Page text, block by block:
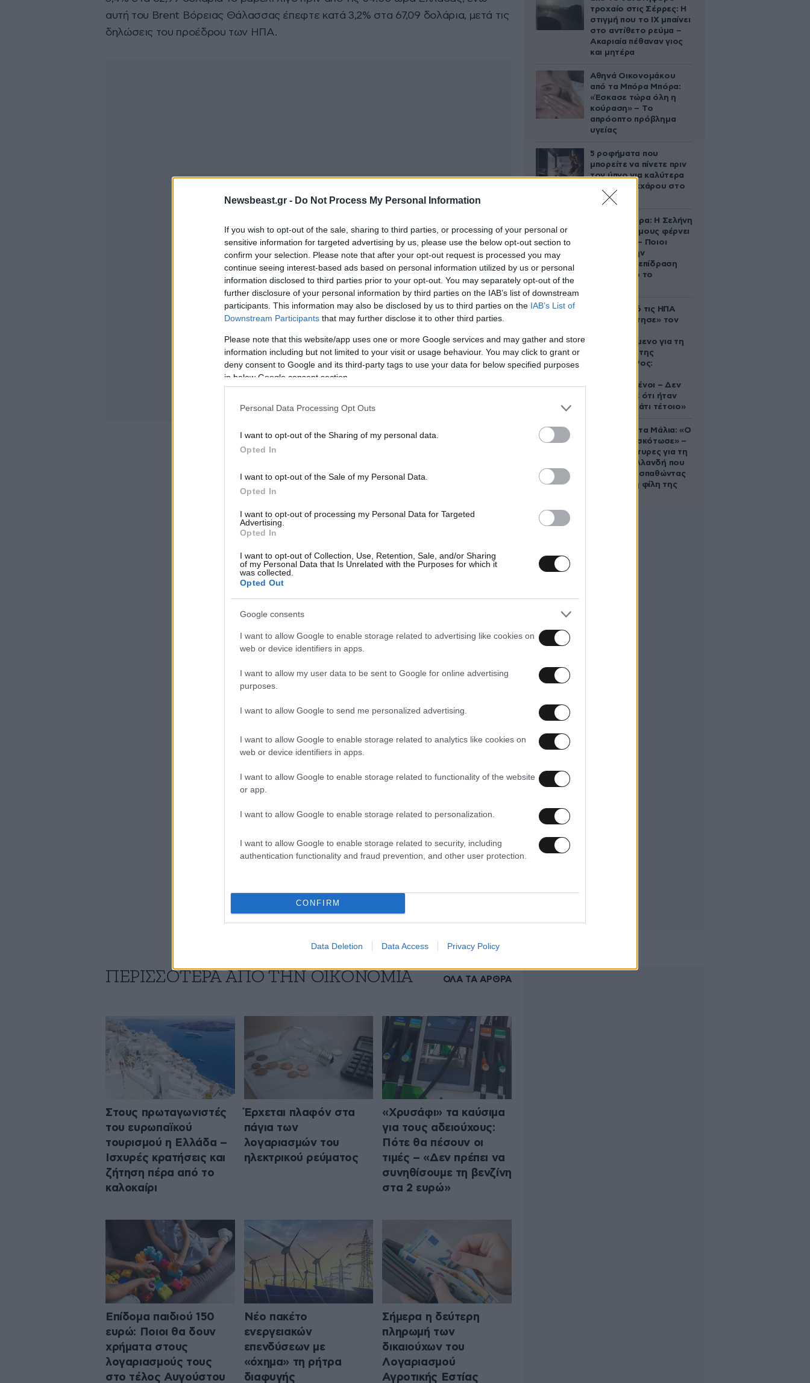
Newsbeast.gr - Do Not Process My Personal Information
If you wish to opt-out of the sale, sharing to third parties, or processing of your personal or
sensitive information for targeted advertising by us, please use the below opt-out section to
confirm your selection. Please note that after your opt-out request is processed you may
continue seeing interest-based ads based on personal information utilized by us or personal
information disclosed to third parties prior to your opt-out. You may separately opt-out of the
further disclosure of your personal information by third parties on the IAB’s list of downstream
participants. This information may also be disclosed by us to third parties on the IAB’s List of
Downstream Participants that may further disclose it to other third parties.
Please note that this website/app uses one or more Google services and may gather and store
information including but not limited to your visit or usage behaviour. You may click to grant or
deny consent to Google and its third-party tags to use your data for below specified purposes
in below Google consent section.
Personal Data Processing Opt Outs
I want to opt-out of the Sharing of my personal data.
Opted In
I want to opt-out of the Sale of my Personal Data.
Opted In
I want to opt-out of processing my Personal Data for Targeted
Advertising.
Opted In
I want to opt-out of Collection, Use, Retention, Sale, and/or Sharing
of my Personal Data that Is Unrelated with the Purposes for which it
was collected.
Opted Out
Google consents
I want to allow Google to enable storage related to advertising like cookies on
web or device identifiers in apps.
I want to allow my user data to be sent to Google for online advertising
purposes.
I want to allow Google to send me personalized advertising.
I want to allow Google to enable storage related to analytics like cookies on
web or device identifiers in apps.
I want to allow Google to enable storage related to functionality of the website
or app.
I want to allow Google to enable storage related to personalization.
I want to allow Google to enable storage related to security, including
authentication functionality and fraud prevention, and other user protection.
CONFIRM
Data Deletion Data Access Privacy Policy
αυτή του Brent Βόρειας Θάλασσας έπεφτε κατά 3,2% στα 67,09 δολάρια, μετά τις
δηλώσεις του προέδρου των ΗΠΑ.
τροχαίο στις Σέρρες: Η
στιγμή που το ΙΧ μπαίνει
στο αντίθετο ρεύμα –
Ακαριαία πέθαναν γιος
και μητέρα
Αθηνά Οικονομάκου
από τα Μπόρα Μπόρα:
«Έσκασε τώρα όλη η
κούραση» – Το
απρόοπτο πρόβλημα
υγείας
5 ροφήματα που
μπορείτε να πίνετε πριν
τον ύπνο για καλύτερα
επίπεδα σακχάρου στο
αίμα
Ζώδια σήμερα: Η Σελήνη
στους Διδύμους φέρνει
ανατροπές – Ποιοι
δέχονται την
ευεργετική επίδραση
του Δία από το
Ζευγάρι από τις ΗΠΑ
που «υιοθέτησε» τον
κατηγορούμενο για τη
δολοφονία της
Ελίζαμπεθ Ρος:
συντετριμμένοι – Δεν
έδειξε ποτέ ότι ήταν
ικανός για κάτι τέτοιο»
Τραγωδία στα Μάλια: «Ο
πανικός τη σκότωσε» –
Τι λένε μάρτυρες για τη
42χρονη Ολλανδή που
πνίγηκε προσπαθώντας
να σώσει τη φίλη της
ΠΕΡΙΣΣΟΤΕΡΑ ΑΠΟ ΤΗΝ ΟΙΚΟΝΟΜΙΑ ΟΛΑ ΤΑ ΑΡΘΡΑ
Στους πρωταγωνιστές
του ευρωπαϊκού
τουρισμού η Ελλάδα –
Ισχυρές κρατήσεις και
ζήτηση πέρα από το
καλοκαίρι
Έρχεται πλαφόν στα
πάγια των
λογαριασμών του
ηλεκτρικού ρεύματος
«Χρυσάφι» τα καύσιμα
για τους αδειούχους:
Πότε θα πέσουν οι
τιμές – «Δεν πρέπει να
συνηθίσουμε τη βενζίνη
στα 2 ευρώ»
Επίδομα παιδιού 150
ευρώ: Ποιοι θα δουν
χρήματα στους
λογαριασμούς τους
στο τέλος Αυγούστου
Νέο πακέτο
ενεργειακών
επενδύσεων με
«όχημα» τη ρήτρα
διαφυγής
Σήμερα η δεύτερη
πληρωμή των
δικαιούχων του
Λογαριασμού
Αγροτικής Εστίας